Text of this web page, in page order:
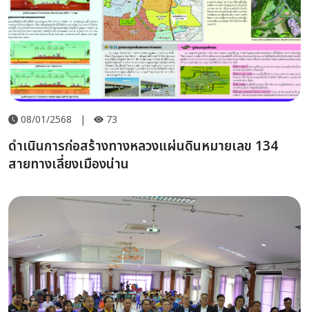
08/01/2568 | 73
ดำเนินการก่อสร้างทางหลวงแผ่นดินหมายเลข 134
สายทางเลี่ยงเมืองน่าน